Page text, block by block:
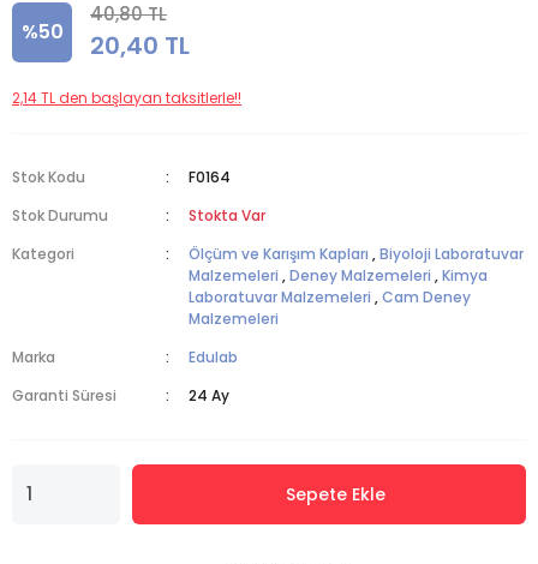
%50
40,80 TL
20,40 TL
2,14 TL den başlayan taksitlerle!!
Stok Kodu
F0164
Stok Durumu
Stokta Var
Kategori
Ölçüm ve Karışım Kapları ,Biyoloji Laboratuvar
Malzemeleri ,Deney Malzemeleri ,Kimya
Laboratuvar Malzemeleri ,Cam Deney
Malzemeleri
Marka
Edulab
Garanti Süresi
24 Ay
Sepete Ekle